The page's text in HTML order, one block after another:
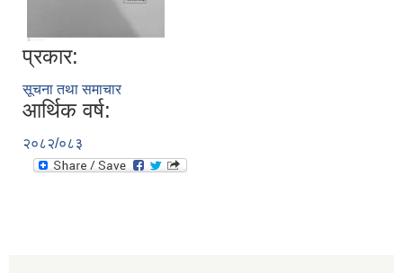
प्रकार:
सूचना तथा समाचार
आर्थिक वर्ष:
२०८२/०८३